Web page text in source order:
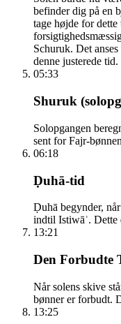
befinder dig på en
tage højde for
Schuruk. Det
denne justerede tid.
05:33
Shuruk
Solopgangen
sent for Fajr-
06:18
Ḍuhā-tid
Ḍuhā begynder,
indtil Istiwāʾ. Dette
13:21
Den Forbudte
Når solens skive
bønner er forbudt.
13:25